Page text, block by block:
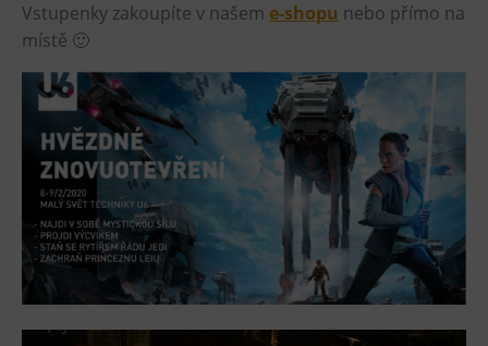
Tours
Mining Museum in Landek Park
Refreshments
Bolt Café
Science center Café
L’Osteria
PECKA DOV
Vstupenky zakoupíte v našem e-shopu nebo přímo na
místě 🙂